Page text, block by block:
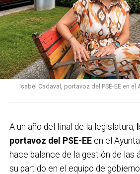
Isabel Cadaval, portavoz del PSE-EE en
A un año del final de la legislatura,
portavoz del PSE-EEen el
hace balance de la gestión de las
su partido en el equipo de